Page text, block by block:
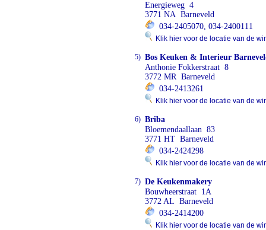
Energieweg 4
3771 NA Barneveld
034-2405070, 034-2400111
Klik hier voor de locatie van de
5) Bos Keuken & Interieur
Anthonie Fokkerstraat 8
3772 MR Barneveld
034-2413261
Klik hier voor de locatie van de
6) Briba
Bloemendaallaan 83
3771 HT Barneveld
034-2424298
Klik hier voor de locatie van de
7) De Keukenmakery
Bouwheerstraat 1A
3772 AL Barneveld
034-2414200
Klik hier voor de locatie van de